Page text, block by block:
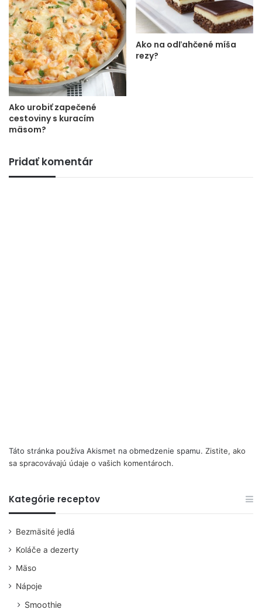
Ako urobiť zapečené
cestoviny s kuracím
mäsom?
Ako na odľahčené míša
rezy?
Pridať komentár
Táto stránka používa Akismet na obmedzenie spamu. Zistite, ako
sa spracovávajú údaje o vašich komentároch.
Kategórie receptov
Bezmäsité jedlá
Koláče a dezerty
Mäso
Nápoje
Smoothie